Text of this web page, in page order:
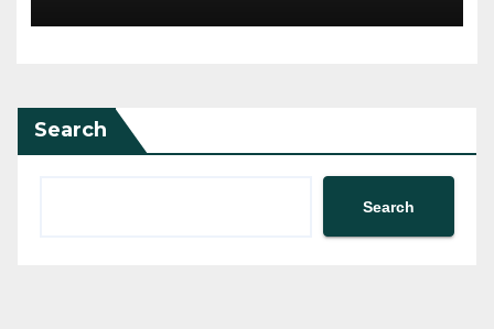
Search
Search